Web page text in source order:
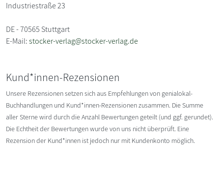
Industriestraße 23
DE - 70565 Stuttgart
E-Mail:stocker-verlag@stocker-verlag.de
Kund*innen-Rezensionen
Unsere Rezensionen setzen sich aus Empfehlungen von genialokal-
Buchhandlungen und Kund*innen-Rezensionen zusammen. Die Summe
aller Sterne wird durch die Anzahl Bewertungen geteilt (und ggf. gerundet).
Die Echtheit der Bewertungen wurde von uns nicht überprüft. Eine
Rezension der Kund*innen ist jedoch nur mit Kundenkonto möglich.